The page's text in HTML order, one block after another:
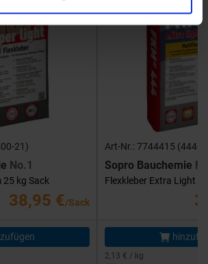
21)
No.1
25 kg Sack
38,95 €/Sack
Art-Nr.: 7744415 (444-
Sopro Bauchemie
Flexkleber Extra Light
2,13 € / kg